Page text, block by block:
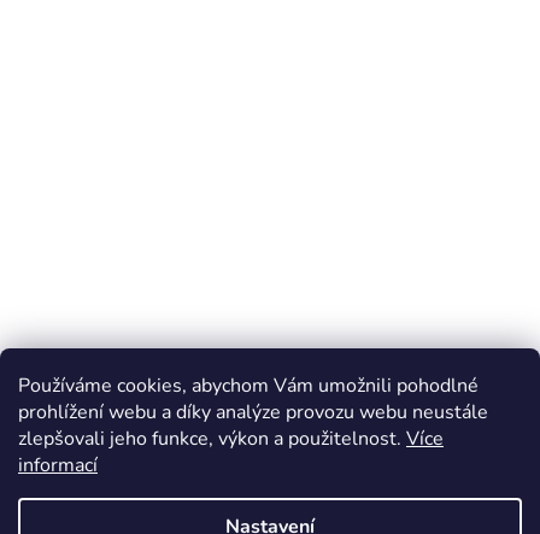
Používáme cookies, abychom Vám umožnili pohodlné
prohlížení webu a díky analýze provozu webu neustále
zlepšovali jeho funkce, výkon a použitelnost. Více
informací
Nastavení